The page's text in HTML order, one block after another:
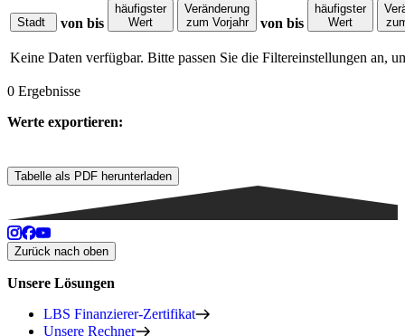
Stadt von bis
häufigster
Wert
Veränderung
zum Vorjahr
von bis
häufigster
Wert
Keine Daten verfügbar. Bitte passen Sie die Filtereinstellungen an,
0 Ergebnisse
Werte exportieren:
Tabelle als PDF herunterladen
Zurück nach oben
Unsere Lösungen
LBS Finanzierer-Zertifikat
Unsere Rechner